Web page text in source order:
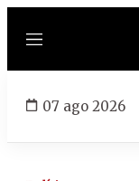
Menú
07 ago 2026